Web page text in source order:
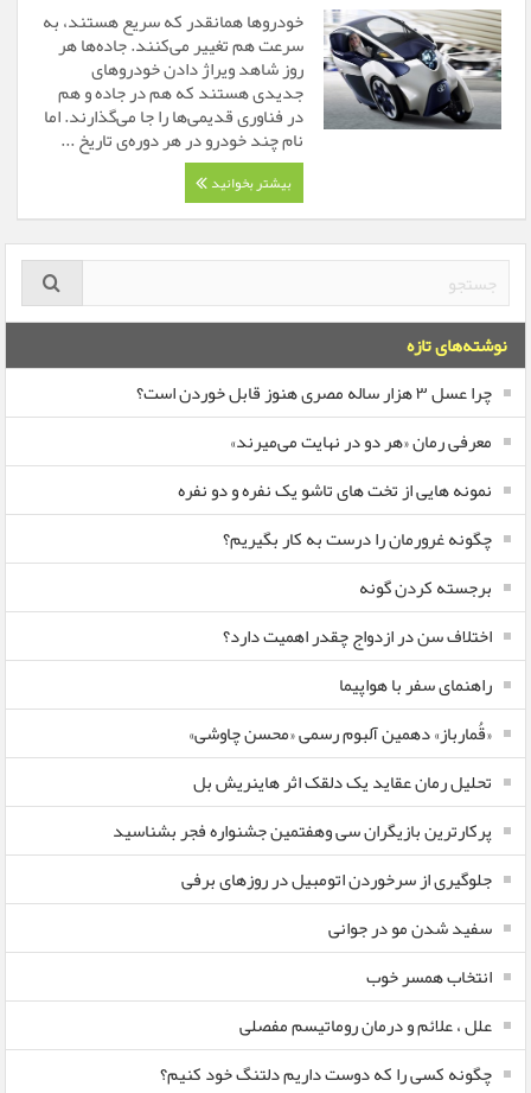
خودروها همانقدر که سریع هستند، به
سرعت هم تغییر می‌کنند. جاده‌ها هر
روز شاهد ویراژ دادن خودروهای
جدیدی هستند که هم در جاده و هم
در فناوری قدیمی‌ها را جا می‌گذارند. اما
نام چند خودرو در هر دوره‌ی تاریخ ...
بیشتر بخوانید
نوشته‌های تازه
چرا عسل ۳ هزار ساله‌ مصری هنوز قابل خوردن است؟
معرفی رمان «هر دو در نهایت می‌میرند»
نمونه هایی از تخت های تاشو یک نفره و دو نفره
چگونه غرورمان را درست به کار بگیریم؟
برجسته کردن گونه
اختلاف سن در ازدواج چقدر اهمیت دارد؟
راهنمای سفر با هواپیما
«قُمارباز» دهمین آلبوم رسمی «محسن چاوشی»
تحلیل رمان عقاید یک دلقک اثر هاینریش بل
پرکارترین بازیگران سی وهفتمین جشنواره فجر بشناسید
جلوگیری از سرخوردن اتومبیل در روزهای برفی
سفید شدن مو در جوانی
انتخاب همسر خوب
علل ، علائم و درمان روماتیسم مفصلی
چگونه کسی را که دوست داریم دلتنگ خود کنیم؟